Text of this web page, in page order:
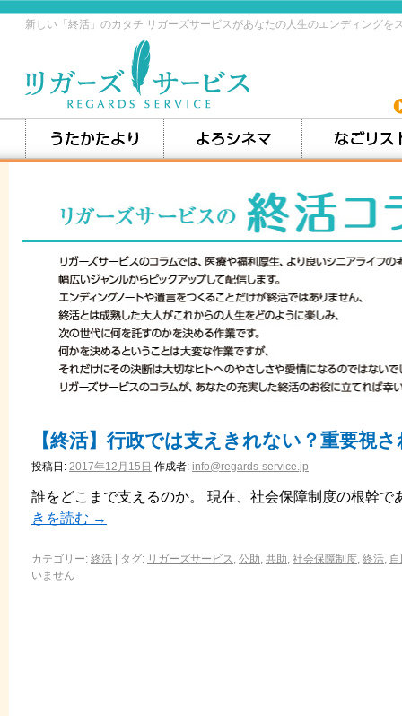
新しい「終活」のカタチ リガーズサービスがあなたの人生のエンディングを
【終活】行政では支えきれない？重要視
投稿日: 2017年12月15日 作成者: info@regards-service.jp
誰をどこまで支えるのか。 現在、社会保障制度の根幹
きを読む →
カテゴリー: 終活 タグ: リガーズサービス, 公助, 共助, 社会保障制度, 終活,
いません